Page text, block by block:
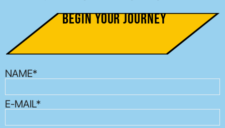
Begin your Journey
NAME*
E-MAIL*